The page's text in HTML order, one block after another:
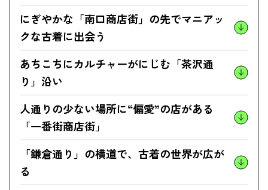
にぎやかな「南口商店街」の先でマニアッ
クな古着に出会う
あちこちにカルチャーがにじむ「茶沢通
り」沿い
人通りの少ない場所に“偏愛”の店がある
「一番街商店街」
「鎌倉通り」の横道で、古着の世界が広が
る